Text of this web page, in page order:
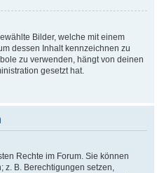
Bilder, welche mit einem
dessen Inhalt kennzeichnen zu
zu verwenden, hängt von deinen
gesetzt hat.
Rechte im Forum. Sie können
z. B. Berechtigungen setzen,